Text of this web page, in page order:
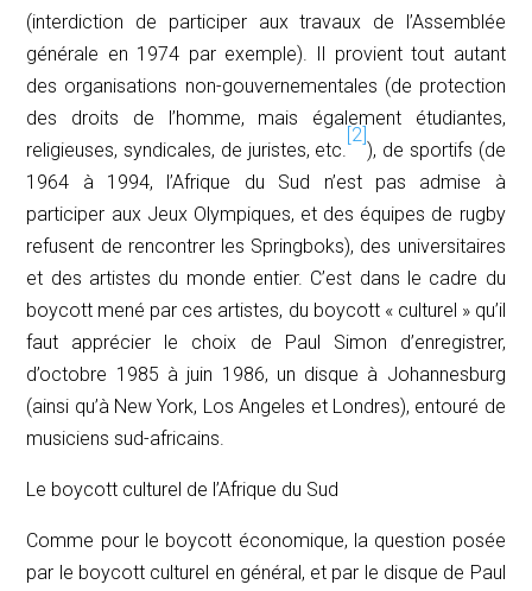
(interdiction de participer aux travaux de l’Assemblée
générale en 1974 par exemple). Il provient tout autant
des organisations non-gouvernementales (de protection
des droits de l’homme, mais également étudiantes,
religieuses, syndicales, de juristes, etc.
[2]
), de sportifs (de
1964 à 1994, l’Afrique du Sud n’est pas admise à
participer aux Jeux Olympiques, et des équipes de rugby
refusent de rencontrer les Springboks), des universitaires
et des artistes du monde entier. C’est dans le cadre du
boycott mené par ces artistes, du boycott « culturel » qu’il
faut apprécier le choix de Paul Simon d’enregistrer,
d’octobre 1985 à juin 1986, un disque à Johannesburg
(ainsi qu’à New York, Los Angeles et Londres), entouré de
musiciens sud-africains.
Le boycott culturel de l’Afrique du Sud
Comme pour le boycott économique, la question posée
par le boycott culturel en général, et par le disque de Paul